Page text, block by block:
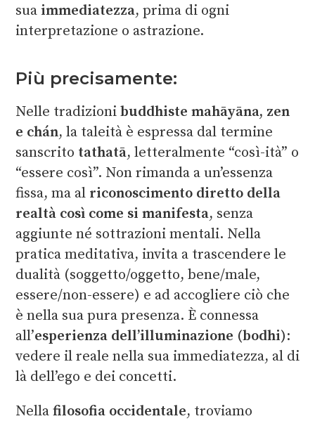
suaimmediatezza, prima di ogni
interpretazione o astrazione.
Più precisamente:
Nelle tradizionibuddhiste mahāyāna, zen
e chán, la taleità è espressa dal termine
sanscrito tathatā, letteralmente “così-ità” o
“essere così”. Non rimanda a un’essenza
fissa, ma al riconoscimento diretto della
realtà così come si manifesta, senza
aggiunte né sottrazioni mentali. Nella
pratica meditativa, invita a trascendere le
dualità (soggetto/oggetto, bene/male,
essere/non-essere) e ad accogliere ciò che
è nella sua pura presenza. È connessa
all’esperienza dell’illuminazione (bodhi):
vedere il reale nella sua immediatezza, al di
là dell’ego e dei concetti.
Nellafilosofia occidentale, troviamo